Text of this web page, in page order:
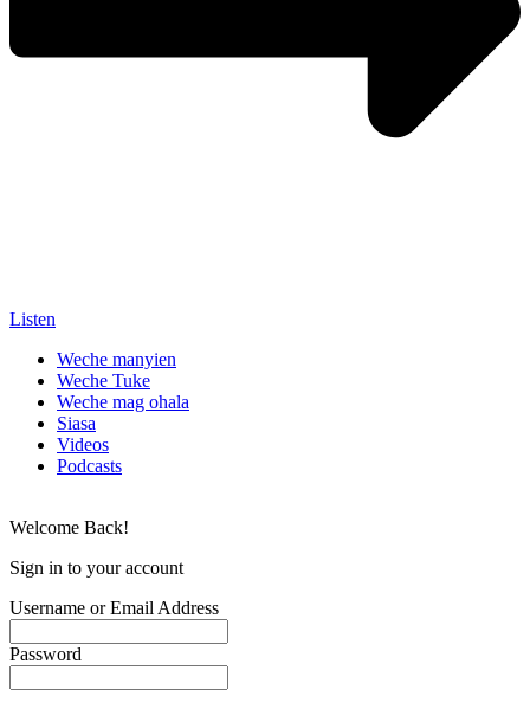
Listen
Weche manyien
Weche Tuke
Weche mag ohala
Siasa
Videos
Podcasts
Welcome Back!
Sign in to your account
Username or Email Address
Password